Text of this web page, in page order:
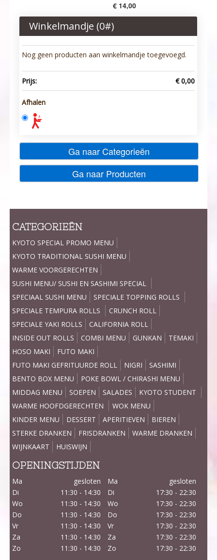
€ 14,00
Winkelmandje (0#)
Nog geen producten aan winkelmandje toegevoegd.
Prijs: € 0,00
Afhalen
Ga naar Categorieën
Ga naar Producten
CATEGORIEËN
KYOTO SPECIAL PROMO MENU
KYOTO TRADITIONAL SUSHI MENU
WARME VOORGERECHTEN
SUSHI MENU/ SUSHI EN SASHIMI SPECIAL
SPECIAAL SUSHI MENU
SPECIALE TOPPING ROLLS
SPECIALE TEMPURA ROLLS
CRUNCH ROLL
SPECIALE YAKI ROLLS
CALIFORNIA ROLL
INSIDE OUT ROLLS
COMBI MENU GUNKAN
TEMAKI
HOSO MAKI
FUTO MAKI
FUTO MAKI GEFRITUURDE ROLL
NIGRI
SASHIMI
BENTO BOX MENU
POKE BOWL / CHIRASHI MENU
MIDDAG MENU
SOEPEN SALADES
KYOTO STUDENT
WARME HOOFDGERECHTEN
WOK MENU
KINDER MENU
DESSERT APERITIEVEN
BIEREN
STERKE DRANKEN
FRISDRANKEN
WARME DRANKEN
WIJNKAART
HUISWIJN
OPENINGSTIJDEN
Ma gesloten Ma
gesloten
Di
11:30 - 14:30 Di
17:30 - 22:30
Wo
11:30 - 14:30 Wo
17:30 - 22:30
Do
11:30 - 14:30 Do
17:30 - 22:30
Vr
11:30 - 14:30 Vr
17:30 - 22:30
Za
11:30 - 14:30 Za
17:30 - 22:30
Zo
11:30 - 14:30 Zo 17:30 - 22:30